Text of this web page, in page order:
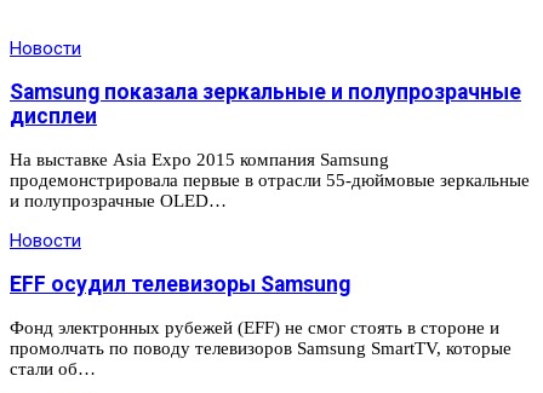
Новости
Samsung показала зеркальные и полупрозрачные
дисплеи
На выставке Asia Expo 2015 компания Samsung
продемонстрировала первые в отрасли 55-дюймовые зеркальные
и полупрозрачные OLED…
Новости
EFF осудил телевизоры Samsung
Фонд электронных рубежей (EFF) не смог стоять в стороне и
промолчать по поводу телевизоров Samsung SmartTV, которые
стали об…